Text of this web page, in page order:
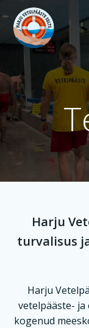
Harju
turvalisus
Harju
vetelpääste- ja
kogenud